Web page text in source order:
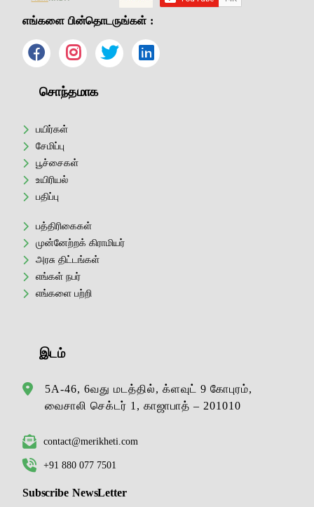
எங்களை பின்தொடருங்கள் :
சொந்தமாக
பயிர்கள்
சேமிப்பு
பூச்சைகள்
உயிரியல்
பதிப்பு
பத்திரிகைகள்
முன்னேற்றக் கிராமியர்
அரசு திட்டங்கள்
எங்கள் நபர்
எங்களை பற்றி
இடம்
5A-46, 6வது மடத்தில், க்ளவுட் 9 கோபுரம்,
வைசாலி செக்டர் 1, காஜாபாத் – 201010
contact@merikheti.com
+91 880 077 7501
Subscribe NewsLetter